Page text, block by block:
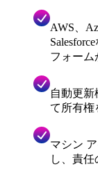
AWS、
フォーム
自動更
て所有権
マシン
し、責